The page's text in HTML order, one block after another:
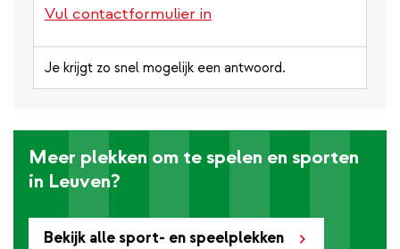
Vul contactformulier in
Je krijgt zo snel mogelijk een antwoord.
Bekijk alle sport- en speelplekken
Meer plekken om te spelen en sporten
in Leuven?